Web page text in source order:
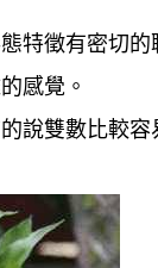
特徵有密切
感覺。
說雙數比較容